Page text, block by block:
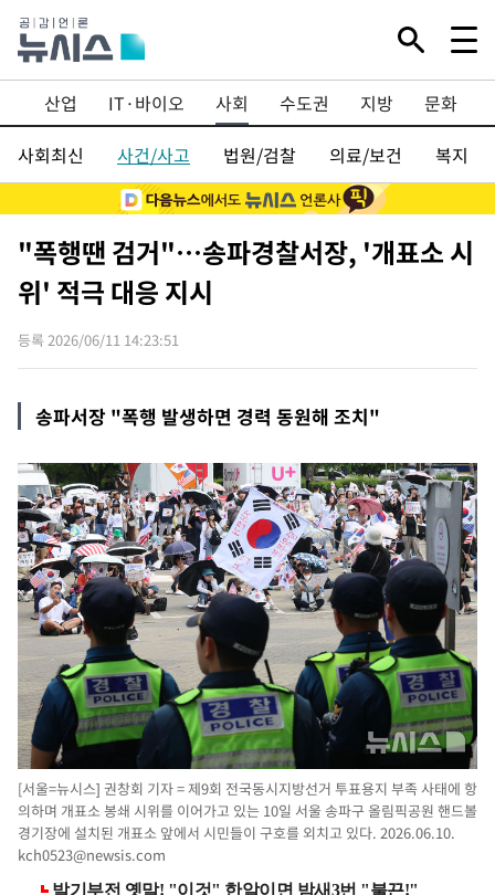
산업 IT·바이오 사회 수도권 지방 문화
사회최신
사건/사고 법원/검찰 의료/보건 복지
"폭행땐 검거"…송파경찰서장, '개표소 시
위' 적극 대응 지시
등록 2026/06/11 14:23:51
송파서장 "폭행 발생하면 경력 동원해 조치"
[서울=뉴시스] 권창회 기자 = 제9회 전국동시지방선거 투표용지 부족 사태에 항
의하며 개표소 봉쇄 시위를 이어가고 있는 10일 서울 송파구 올림픽공원 핸드볼
경기장에 설치된 개표소 앞에서 시민들이 구호를 외치고 있다. 2026.06.10.
kch0523@newsis.com